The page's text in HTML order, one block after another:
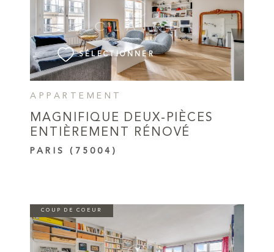
APPARTEMENT
MAGNIFIQUE DEUX-PIÈCES
ENTIÈREMENT RÉNOVÉ
PARIS (75004)
SÉLECTIONNER
VOIR LE BIEN
COUP DE COEUR